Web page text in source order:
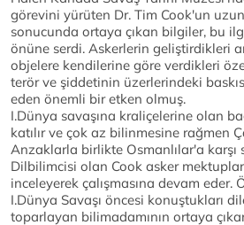
görevini yürüten Dr. Tim Cook'un uzun
sonucunda ortaya çıkan bilgiler, bu
önüne serdi. Askerlerin geliştirdikleri
objelere kendilerine göre verdikleri
terör ve şiddetinin üzerlerindeki
eden önemli bir etken olmuş.
I.Dünya savaşına kraliçelerine olan
katılır ve çok az bilinmesine rağmen
Anzaklarla birlikte Osmanlılar'a karşı
Dilbilimcisi olan Cook asker
inceleyerek çalışmasına devam eder.
I.Dünya Savaşı öncesi konuştukları
toparlayan bilimadamının ortaya